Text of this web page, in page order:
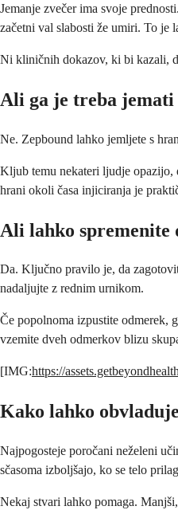
Jemanje zvečer ima svoje
začetni val slabosti že umiri. To je
Ni kliničnih dokazov, ki bi kazali,
Ali ga je treba jemati
Ne. Zepbound lahko jemljete s
Kljub temu nekateri ljudje opazijo,
hrani okoli časa injiciranja je
Ali lahko
Da. Ključno pravilo je, da
nadaljujte z rednim urnikom.
Če popolnoma izpustite odmerek,
vzemite dveh odmerkov blizu
[IMG:https://
Kako lahko
Najpogosteje poročani neželeni
sčasoma izboljšajo, ko se telo
Nekaj stvari lahko pomaga.